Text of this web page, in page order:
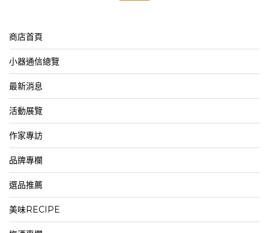
商店首頁
小器通信總覽
最新消息
活動展覽
作家專訪
品牌專欄
選品推薦
美味RECIPE